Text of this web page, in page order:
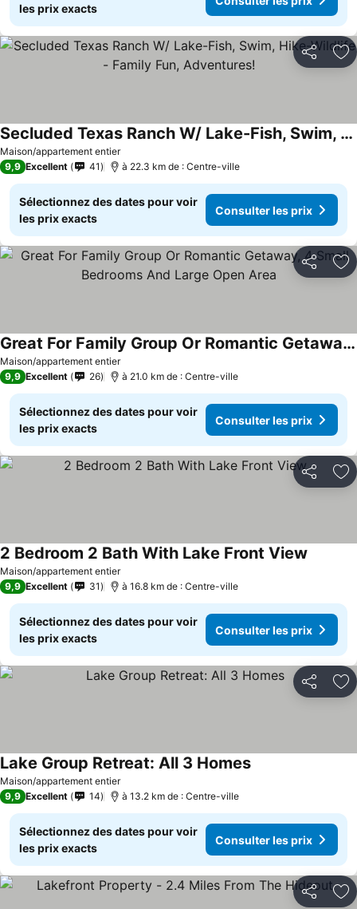
les prix exacts
Partager
Maison/appartement entier
Secluded Texas Ranch W/ Lake-Fish, Swim, Hike-Wildlife - Family Fun, Adventures!
9,9 Excellent 41 à 22.3 km de : Centre-ville
Sélectionnez des dates pour voir
les prix exacts
Consulter les prix
Partager
Maison/appartement entier
Great For Family Group Or Romantic Getaway, 4 Small Bedrooms And Large Open Area
9,9 Excellent 26 à 21.0 km de : Centre-ville
Sélectionnez des dates pour voir
les prix exacts
Consulter les prix
Partager
Maison/appartement entier
2 Bedroom 2 Bath With Lake Front View
9,9 Excellent 31 à 16.8 km de : Centre-ville
Sélectionnez des dates pour voir
les prix exacts
Consulter les prix
Partager
Maison/appartement entier
Lake Group Retreat: All 3 Homes
9,9 Excellent 14 à 13.2 km de : Centre-ville
Sélectionnez des dates pour voir
les prix exacts
Consulter les prix
Partager